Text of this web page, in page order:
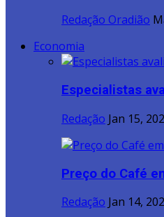
Redação Oradião
Economia
Especialistas
Redação Jan 15,
Preço do Café
Redação Jan 14,